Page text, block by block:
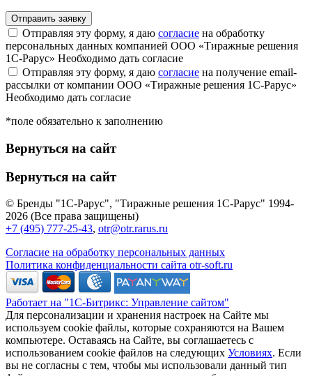
Отправляя эту форму, я даю согласие на обработку
персональных данных компанией ООО «Тиражные решения
1С-Рарус» Необходимо дать согласие
Отправляя эту форму, я даю согласие на получение email-
рассылки от компании ООО «Тиражные решения 1С-Рарус»
Необходимо дать согласие
*поле обязательно к заполнению
Вернуться на сайт
Вернуться на сайт
© Бренды "1С-Рарус", "Тиражные решения 1С-Рарус" 1994-
2026 (Все права защищены)
+7 (495) 777-25-43, otr@otr.rarus.ru
Согласие на обработку персональных данных
Политика конфиденциальности сайта otr-soft.ru
Работает на "1С-Битрикс: Управление сайтом"
Для персонализации и хранения настроек на Сайте мы
используем cookie файлы, которые сохраняются на Вашем
компьютере. Оставаясь на Сайте, вы соглашаетесь с
использованием cookie файлов на следующих Условиях. Если
вы не согласны с тем, чтобы мы использовали данный тип